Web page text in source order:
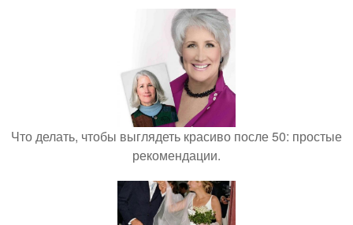
Что делать, чтобы выглядеть красиво после 50: простые
рекомендации.